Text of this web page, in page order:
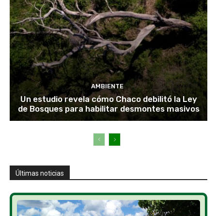
AMBIENTE
Un estudio revela cómo Chaco debilitó la Ley
de Bosques para habilitar desmontes masivos
Últimas noticias